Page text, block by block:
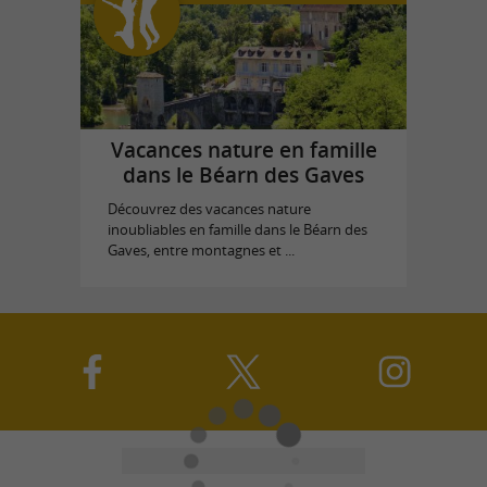
Vacances nature en famille
dans le Béarn des Gaves
Découvrez des vacances nature
inoubliables en famille dans le Béarn des
Gaves, entre montagnes et ...